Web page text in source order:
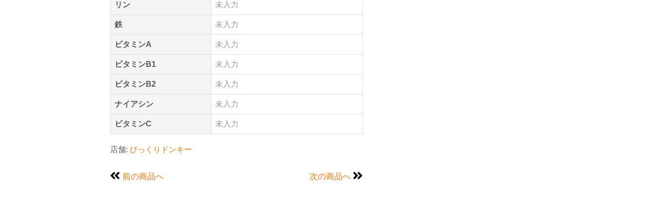
リン 未入力
鉄 未入力
ビタミンA 未入力
ビタミンB1 未入力
ビタミンB2 未入力
ナイアシン 未入力
ビタミンC 未入力
店舗: びっくりドンキー
前の商品へ 次の商品へ